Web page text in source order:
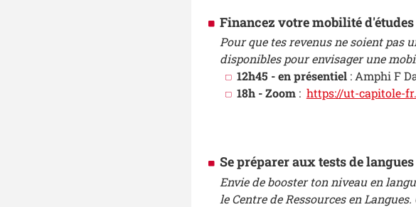
Financez votre mobilité
Pour que tes revenus ne soient
disponibles pour envisager une
12h45 - en présentiel: Amphi F
18h - Zoom: https://ut-capitole-
Se préparer aux tests de
Envie de booster ton niveau en
le Centre de Ressources en